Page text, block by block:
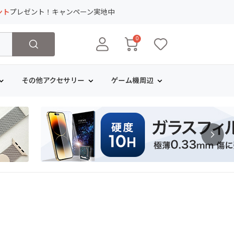
トプレゼント！キャンペーン実地中
0
その他アクセサリー ゲーム機周辺